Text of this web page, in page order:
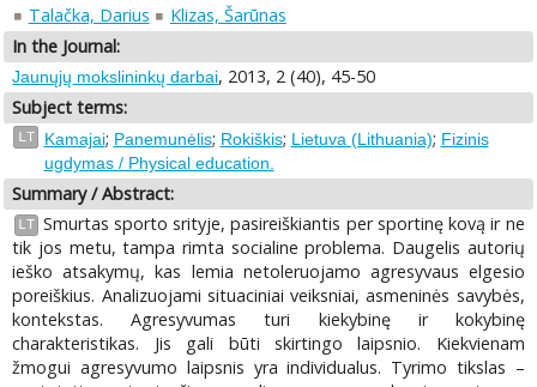
Talačka, Darius
Klizas, Šarūnas
In the Journal:
Jaunųjų mokslininkų darbai, 2013, 2 (40), 45-50
Subject terms:
LT Kamajai; Panemunėlis; Rokiškis; Lietuva (Lithuania); Fizinis
ugdymas / Physical education.
Summary / Abstract:
LT Smurtas sporto srityje, pasireiškiantis per sportinę kovą ir ne
tik jos metu, tampa rimta socialine problema. Daugelis autorių
ieško atsakymų, kas lemia netoleruojamo agresyvaus elgesio
poreiškius. Analizuojami situaciniai veiksniai, asmeninės savybės,
kontekstas. Agresyvumas turi kiekybinę ir kokybinę
charakteristikas. Jis gali būti skirtingo laipsnio. Kiekvienam
žmogui agresyvumo laipsnis yra individualus. Tyrimo tikslas –